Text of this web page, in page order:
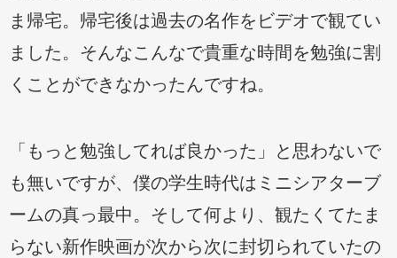
ま帰宅。帰宅後は過去の名作をビデオで観てい
ました。そんなこんなで貴重な時間を勉強に割
くことができなかったんですね。
「もっと勉強してれば良かった」と思わないで
も無いですが、僕の学生時代はミニシアターブ
ームの真っ最中。そして何より、観たくてたま
らない新作映画が次から次に封切られていたの